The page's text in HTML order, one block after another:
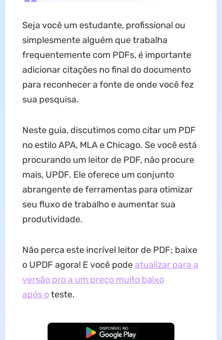
Seja você um estudante, profissional ou
simplesmente alguém que trabalha
frequentemente com PDFs, é importante
adicionar citações no final do documento
para reconhecer a fonte de onde você fez
sua pesquisa.
Neste guia, discutimos como citar um PDF
no estilo APA, MLA e Chicago. Se você está
procurando um leitor de PDF, não procure
mais, UPDF. Ele oferece um conjunto
abrangente de ferramentas para otimizar
seu fluxo de trabalho e aumentar sua
produtividade.
Não perca este incrível leitor de PDF; baixe
o UPDF agora! E você podeatualizar para a
versão pro a um preço muito baixo
após oteste.
Baixar Grátis